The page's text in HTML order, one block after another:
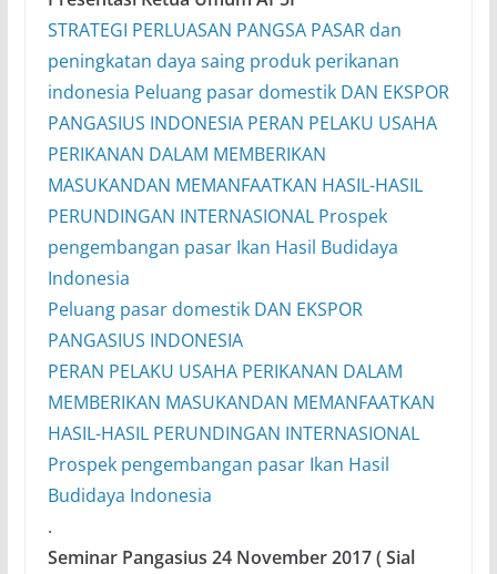
STRATEGI PERLUASAN PANGSA PASAR dan
peningkatan daya saing produk perikanan
indonesia Peluang pasar domestik DAN EKSPOR
PANGASIUS INDONESIA PERAN PELAKU USAHA
PERIKANAN DALAM MEMBERIKAN
MASUKANDAN MEMANFAATKAN HASIL-HASIL
PERUNDINGAN INTERNASIONAL Prospek
pengembangan pasar Ikan Hasil Budidaya
Indonesia
Peluang pasar domestik DAN EKSPOR
PANGASIUS INDONESIA
PERAN PELAKU USAHA PERIKANAN DALAM
MEMBERIKAN MASUKANDAN MEMANFAATKAN
HASIL-HASIL PERUNDINGAN INTERNASIONAL
Prospek pengembangan pasar Ikan Hasil
Budidaya Indonesia
.
Seminar Pangasius 24 November 2017 ( Sial